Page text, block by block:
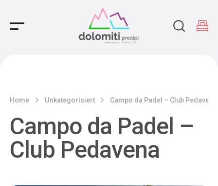
Main Navigation
Home Unkategorisiert Campo da Padel – Club Pedavena
Campo da Padel –
Club Pedavena